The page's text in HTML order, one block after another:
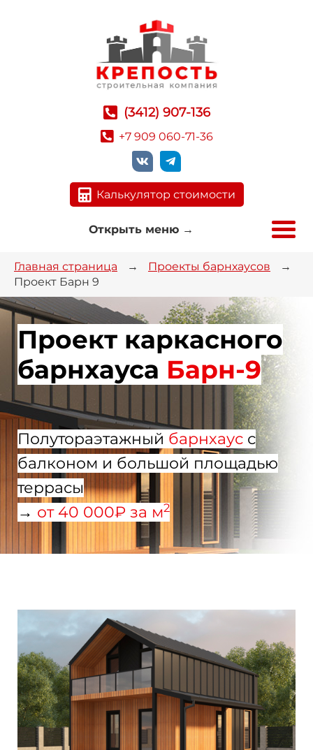
(3412) 907-136
+7 909 060-71-36
Калькулятор стоимости
Открыть меню →
Главная страница → Проекты барнхаусов
→
Проект Барн 9
Проект каркасного
барнхауса Барн-9
Полутораэтажный барнхаус с
балконом и большой площадью
террасы
→ от 40 000₽ за м2